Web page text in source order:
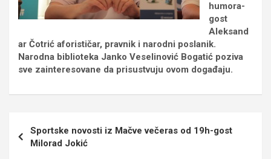
humora-
gost
Aleksand
ar Čotrić aforističar, pravnik i narodni poslanik.
Narodna biblioteka Janko Veselinović Bogatić poziva
sve zainteresovane da prisustvuju ovom događaju.
чланка
Sportske novosti iz Mačve večeras od 19h-gost
Milorad Jokić